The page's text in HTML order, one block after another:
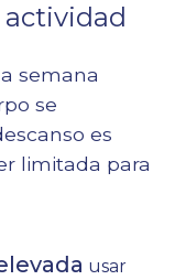
actividad
semana
se
es
limitada para
usar